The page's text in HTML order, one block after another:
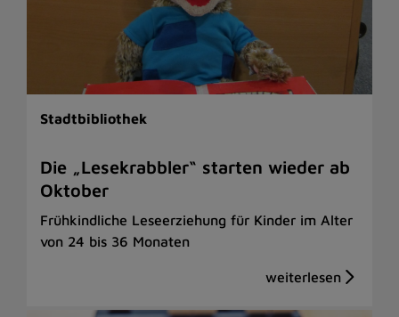
Stadtbibliothek
Die „Lesekrabbler“ starten wieder ab
Oktober
Frühkindliche Leseerziehung für Kinder im Alter
von 24 bis 36 Monaten